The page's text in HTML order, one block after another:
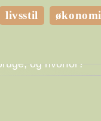
livsstil økonomi
og hvorfor?